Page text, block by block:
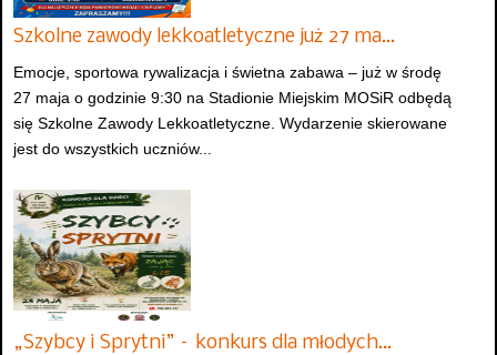
Szkolne zawody lekkoatletyczne już 27 ma…
Emocje, sportowa rywalizacja i świetna zabawa – już w środę
27 maja o godzinie 9:30 na Stadionie Miejskim MOSiR odbędą
się Szkolne Zawody Lekkoatletyczne. Wydarzenie skierowane
jest do wszystkich uczniów...
„Szybcy i Sprytni” – konkurs dla młodych…